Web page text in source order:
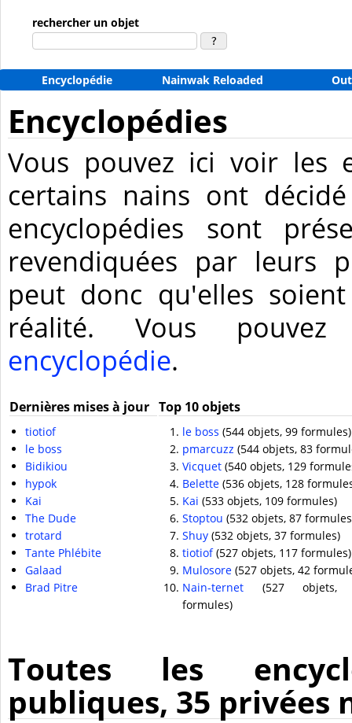
rechercher un objet
Encyclopédie Nainwak Reloaded
Encyclopédies
Vous pouvez ici voir les
certains nains ont
encyclopédies sont
revendiquées par leurs
peut donc qu'elles
réalité. Vous
encyclopédie.
Dernières mises à jour
tiotiof
le boss
Bidikiou
hypok
Kai
The Dude
trotard
Tante Phlébite
Galaad
Brad Pitre
Top 10 objets
le boss (544 objets, 99 formules)
pmarcuzz (544 objets, 83
Vicquet (540 objets, 129
Belette (536 objets, 128
Kai (533 objets, 109 formules)
Stoptou (532 objets, 87
Shuy (532 objets, 37 formules)
tiotiof(527 objets, 117 formules)
Mulosore (527 objets, 42
Nain-ternet (527 objets,
formules)
Toutes les
publiques, 35 privées